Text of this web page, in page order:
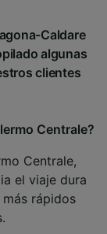
Caldare
algunas
clientes
Centrale?
Centrale,
el viaje dura
rápidos